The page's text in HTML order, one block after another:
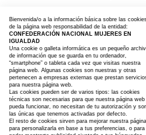
·ACTOS CON
NOVIEMBRE
·Contacta y Asóciate
·Publicaciones
·Somos
· Aviso Legal
Bienvenida/o a la información básica sobre las
de la página web responsabilidad de la entidad:
CONFEDERACIÓN NACIONAL MUJERES EN
IGUALDAD
Una cookie o galleta informática es un pequeño
de información que se guarda en tu ordenador,
“smartphone” o tableta cada vez que visitas nuestra
página web. Algunas cookies son nuestras y otras
pertenecen a empresas externas que prestan
para nuestra página web.
Las cookies pueden ser de varios tipos: las cookies
técnicas son necesarias para que nuestra página web
pueda funcionar, no necesitan de tu autorización y
las únicas que tenemos activadas por defecto.
El resto de cookies sirven para mejorar nuestra
para personalizarla en base a tus preferencias, o para